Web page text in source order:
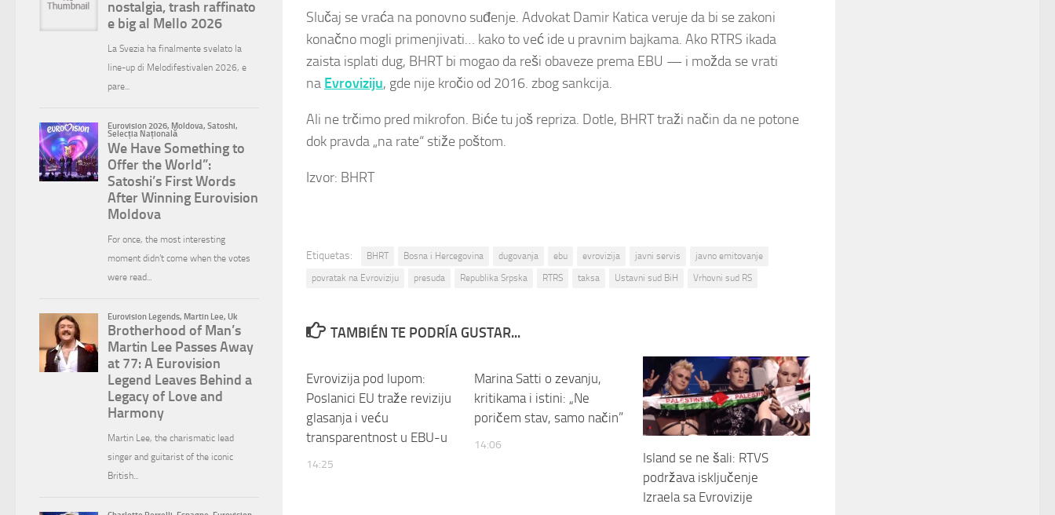
Slučaj se vraća na ponovno suđenje. Advokat Damir Katica veruje da bi se zakoni
konačno mogli primenjivati… kako to već ide u pravnim bajkama. Ako RTRS ikada
zaista isplati dug, BHRT bi mogao da reši obaveze prema EBU — i možda se vrati
na Evroviziju, gde nije kročio od 2016. zbog sankcija.
Ali ne trčimo pred mikrofon. Biće tu još repriza. Dotle, BHRT traži način da ne potone
dok pravda „na rate“ stiže poštom.
Izvor: BHRT
Etiquetas: BHRT Bosna i Hercegovina dugovanja ebu evrovizija javni servis
javno emitovanje
povratak na Evroviziju
presuda Republika Srpska RTRS taksa Ustavni sud BiH Vrhovni sud RS
TAMBIÉN TE PODRÍA GUSTAR...
Evrovizija pod lupom:
Poslanici EU traže reviziju
glasanja i veću
transparentnost u EBU-u
14:25
Marina Satti o zevanju,
kritikama i istini: „Ne
poričem stav, samo način”
14:06
Island se ne šali: RTVS
podržava isključenje
Izraela sa Evrovizije